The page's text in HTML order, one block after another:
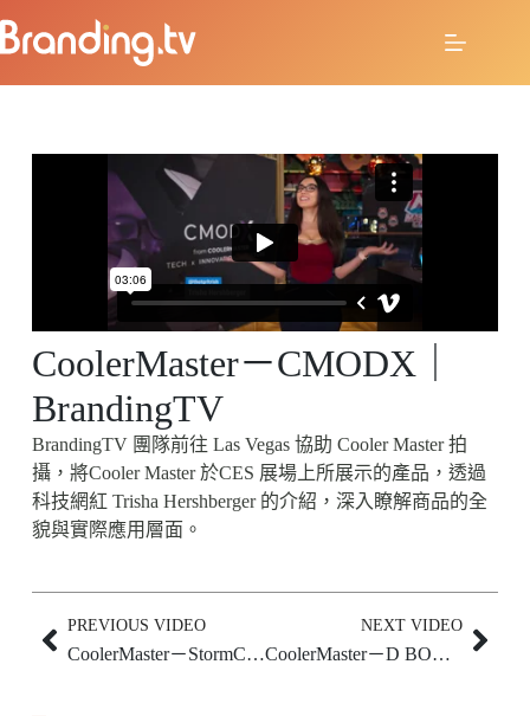
CoolerMaster－CMODX｜
BrandingTV
BrandingTV 團隊前往 Las Vegas 協助 Cooler Master 拍
攝，將Cooler Master 於CES 展場上所展示的產品，透過
科技網紅 Trisha Hershberger 的介紹，深入瞭解商品的全
貌與實際應用層面。
PREVIOUS VIDEO
CoolerMaster－StormController｜BrandingTV
NEXT VIDEO
CoolerMaster－D BOX VP｜BrandingTV